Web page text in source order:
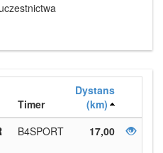
Timer
Dystans
(km)
B4SPORT 17,00